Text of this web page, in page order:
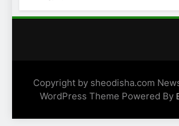
Copyright by sheodisha.com
WordPress Theme Powered By